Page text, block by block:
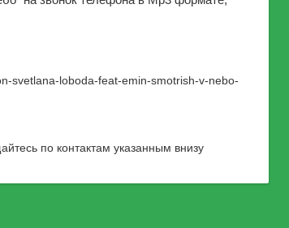
svetlana-loboda-feat-emin-smotrish-v-nebo-
по контактам указанным внизу